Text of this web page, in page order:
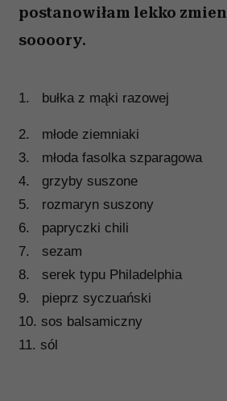
postanowiłam lekko
soooory.
1. bułka z mąki razowej
2. młode ziemniaki
3. młoda fasolka szparagowa
4. grzyby suszone
5. rozmaryn suszony
6. papryczki chili
7. sezam
8. serek typu Philadelphia
9. pieprz syczuański
10. sos balsamiczny
11. sól